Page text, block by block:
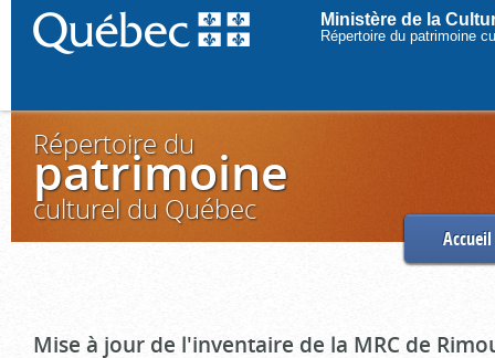
Ministère de la
Répertoire du patrimoine
Répertoire du
patrimoine
culturel du Québec
Accueil
Mise à jour de l'inventaire de la MRC de